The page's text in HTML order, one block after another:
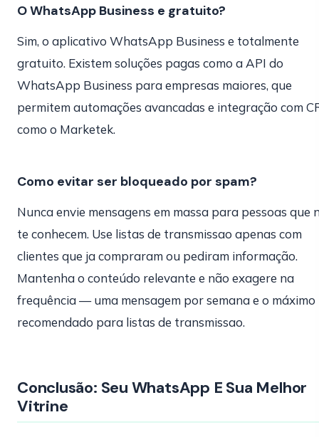
O WhatsApp Business e gratuito?
Sim, o aplicativo WhatsApp Business e totalmente
gratuito. Existem soluções pagas como a API do
WhatsApp Business para empresas maiores, que
permitem automações avancadas e integração com
como o Marketek.
Como evitar ser bloqueado por spam?
Nunca envie mensagens em massa para pessoas que
te conhecem. Use listas de transmissao apenas com
clientes que ja compraram ou pediram informação.
Mantenha o conteúdo relevante e não exagere na
frequência — uma mensagem por semana e o máximo
recomendado para listas de transmissao.
Conclusão: Seu WhatsApp E Sua Melhor
Vitrine